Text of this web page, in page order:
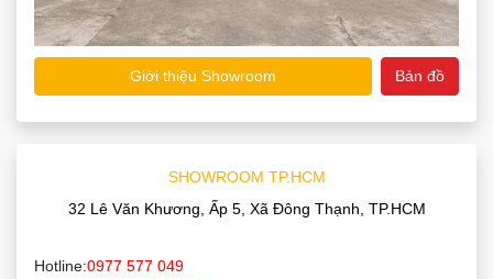
Giới thiệu Showroom Bản đồ
SHOWROOM TP.HCM
32 Lê Văn Khương, Ấp 5, Xã Đông Thạnh, TP.HCM
Hotline:0977 577 049